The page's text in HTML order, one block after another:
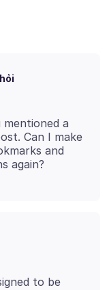
a
Can I make
and
to be